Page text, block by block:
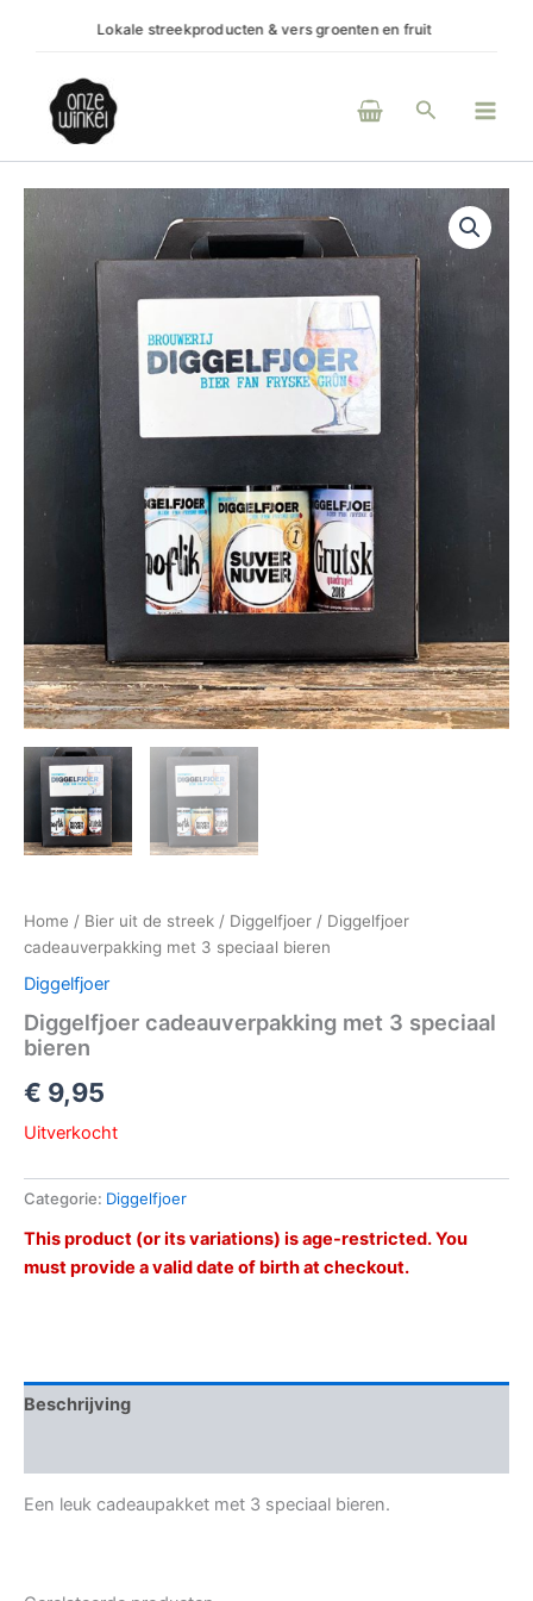
inhoud
streekproducten & vers groenten en fruit (H)eerlijke
Zoeken
Home / Bier uit de streek / Diggelfjoer / Diggelfjoer
cadeauverpakking met 3 speciaal bieren
Diggelfjoer
Diggelfjoer cadeauverpakking met 3 speciaal
bieren
€ 9,95
Uitverkocht
Categorie: Diggelfjoer
This product (or its variations) is age-restricted. You
must provide a valid date of birth at checkout.
Beschrijving
Een leuk cadeaupakket met 3 speciaal bieren.